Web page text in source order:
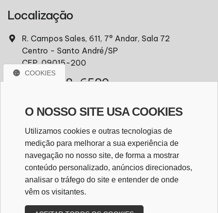
Localização
R. Campos Sales, 611, 7° Andar, Sala 72
Centro - Santo André/SP
CEP. 09015-200
(11) 97418-6520
WhatsApp
WHATSAPP
COOKIES
O NOSSO SITE USA COOKIES
Utilizamos cookies e outras tecnologias de
medição para melhorar a sua experiência de
navegação no nosso site, de forma a mostrar
conteúdo personalizado, anúncios direcionados,
analisar o tráfego do site e entender de onde
vêm os visitantes.